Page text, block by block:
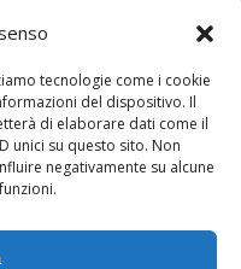
tecnologie come i cookie
del dispositivo. Il
di elaborare dati come il
unici su questo sito. Non
negativamente su alcune
mostrare.
mostrare.